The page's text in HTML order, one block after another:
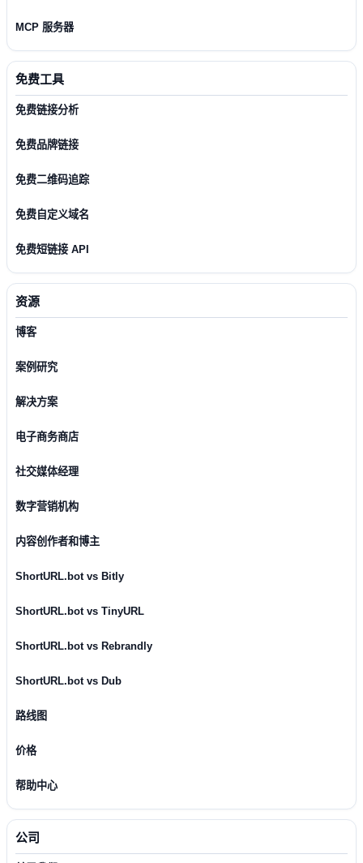
MCP 服务器
免费工具
免费链接分析
免费品牌链接
免费二维码追踪
免费自定义域名
免费短链接 API
资源
博客
案例研究
解决方案
电子商务商店
社交媒体经理
数字营销机构
内容创作者和博主
ShortURL.bot vs Bitly
ShortURL.bot vs TinyURL
ShortURL.bot vs Rebrandly
ShortURL.bot vs Dub
路线图
价格
帮助中心
公司